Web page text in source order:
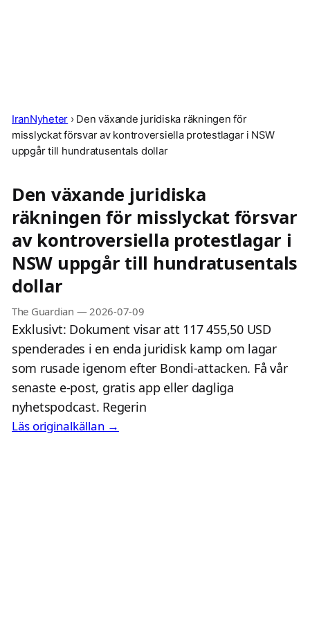
IranNyheter › Den växande juridiska räkningen för
misslyckat försvar av kontroversiella protestlagar i NSW
uppgår till hundratusentals dollar
Den växande juridiska
räkningen för misslyckat försvar
av kontroversiella protestlagar i
NSW uppgår till hundratusentals
dollar
The Guardian — 2026-07-09
Exklusivt: Dokument visar att 117 455,50 USD
spenderades i en enda juridisk kamp om lagar
som rusade igenom efter Bondi-attacken. Få vår
senaste e-post, gratis app eller dagliga
nyhetspodcast. Regerin
Läs originalkällan →